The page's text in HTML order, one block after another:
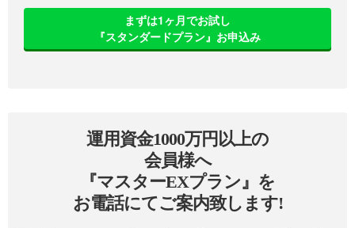
まずは1ヶ月でお試し
『スタンダードプラン』お申込み
運用資金1000万円以上の
会員様へ
『マスターEXプラン』を
お電話にてご案内致します!